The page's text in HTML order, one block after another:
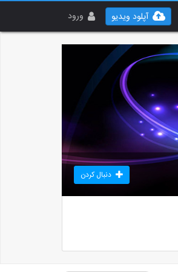
ورود آپلود ویدیو
دنبال کردن